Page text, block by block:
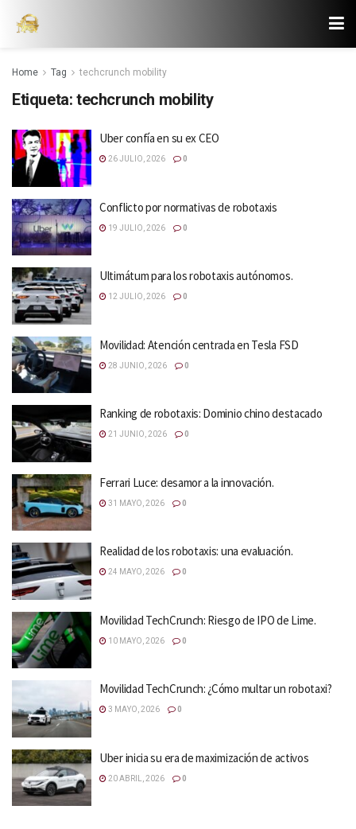
Home Tag techcrunch mobility
Etiqueta: techcrunch mobility
Uber confía en su ex CEO
26 JULIO, 2026 0
Conflicto por normativas de robotaxis
19 JULIO, 2026 0
Ultimátum para los robotaxis autónomos.
12 JULIO, 2026 0
Movilidad: Atención centrada en Tesla FSD
28 JUNIO, 2026 0
Ranking de robotaxis: Dominio chino destacado
21 JUNIO, 2026 0
Ferrari Luce: desamor a la innovación.
31 MAYO, 2026 0
Realidad de los robotaxis: una evaluación.
24 MAYO, 2026 0
Movilidad TechCrunch: Riesgo de IPO de Lime.
10 MAYO, 2026 0
Movilidad TechCrunch: ¿Cómo multar un robotaxi?
3 MAYO, 2026 0
Uber inicia su era de maximización de activos
20 ABRIL, 2026 0